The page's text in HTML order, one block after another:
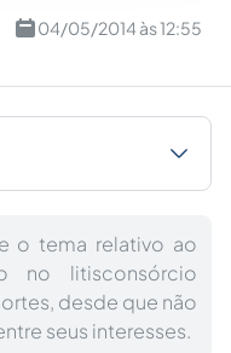
04/05/2014 às 12:55
o tema relativo ao
no litisconsórcio
desde que não
seus interesses.